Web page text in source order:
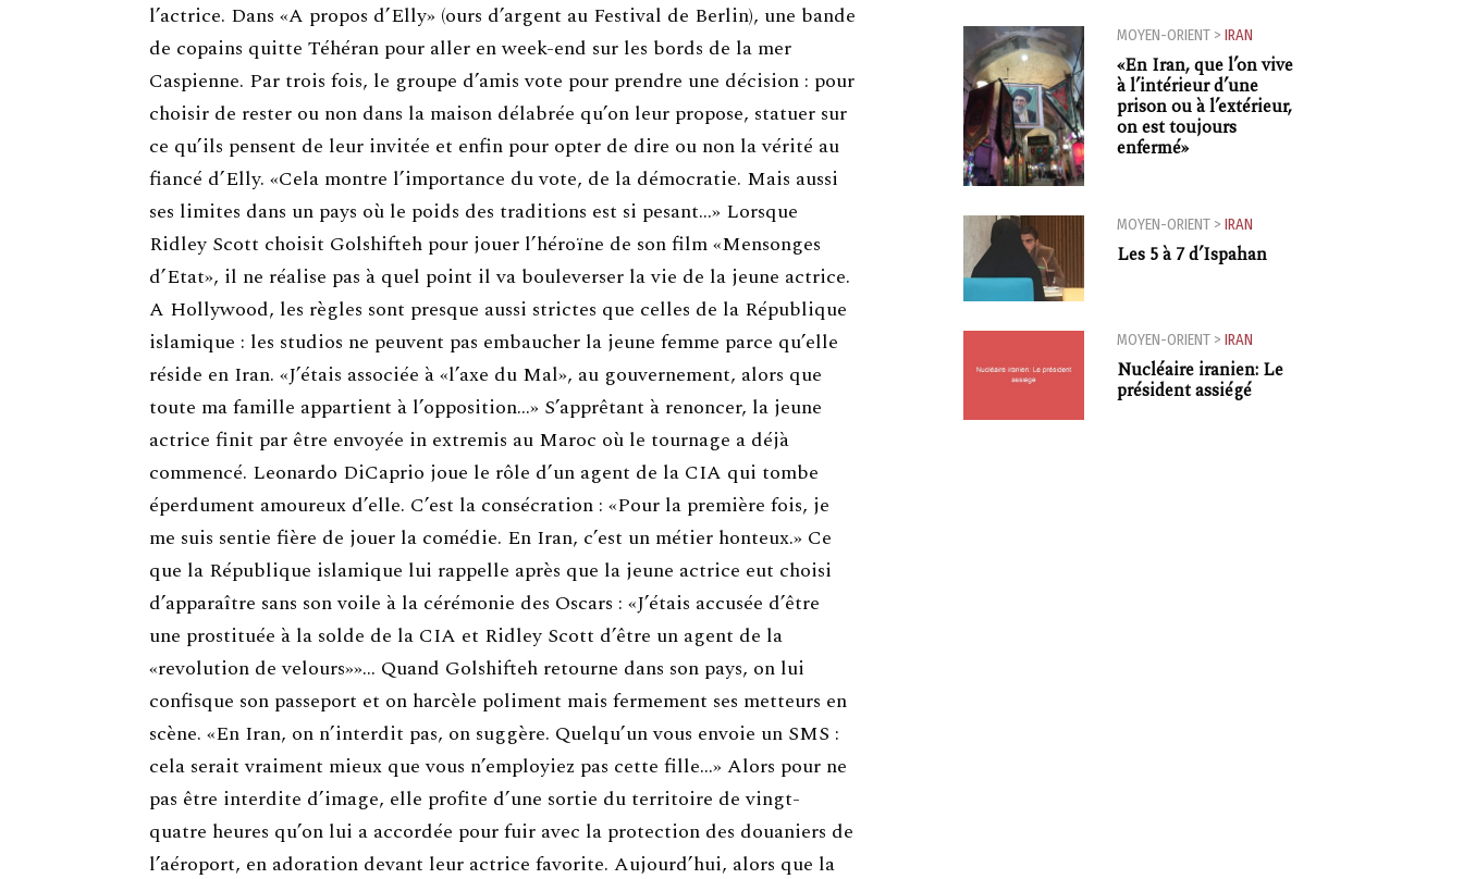
l’actrice. Dans «A propos d’Elly» (ours d’argent au Festival de Berlin), une bande
de copains quitte Téhéran pour aller en week-end sur les bords de la mer
Caspienne. Par trois fois, le groupe d’amis vote pour prendre une décision : pour
choisir de rester ou non dans la maison délabrée qu’on leur propose, statuer sur
ce qu’ils pensent de leur invitée et enfin pour opter de dire ou non la vérité au
fiancé d’Elly. «Cela montre l’importance du vote, de la démocratie. Mais aussi
ses limites dans un pays où le poids des traditions est si pesant…» Lorsque
Ridley Scott choisit Golshifteh pour jouer l’héroïne de son film «Mensonges
d’Etat», il ne réalise pas à quel point il va bouleverser la vie de la jeune actrice.
A Hollywood, les règles sont presque aussi strictes que celles de la République
islamique : les studios ne peuvent pas embaucher la jeune femme parce qu’elle
réside en Iran. «J’étais associée à «l’axe du Mal», au gouvernement, alors que
toute ma famille appartient à l’opposition…» S’apprêtant à renoncer, la jeune
actrice finit par être envoyée in extremis au Maroc où le tournage a déjà
commencé. Leonardo DiCaprio joue le rôle d’un agent de la CIA qui tombe
éperdument amoureux d’elle. C’est la consécration : «Pour la première fois, je
me suis sentie fière de jouer la comédie. En Iran, c’est un métier honteux.» Ce
que la République islamique lui rappelle après que la jeune actrice eut choisi
d’apparaître sans son voile à la cérémonie des Oscars : «J’étais accusée d’être
une prostituée à la solde de la CIA et Ridley Scott d’être un agent de la
«revolution de velours»»… Quand Golshifteh retourne dans son pays, on lui
confisque son passeport et on harcèle poliment mais fermement ses metteurs en
scène. «En Iran, on n’interdit pas, on suggère. Quelqu’un vous envoie un SMS :
cela serait vraiment mieux que vous n’employiez pas cette fille…» Alors pour ne
pas être interdite d’image, elle profite d’une sortie du territoire de vingt-
quatre heures qu’on lui a accordée pour fuir avec la protection des douaniers de
l’aéroport, en adoration devant leur actrice favorite. Aujourd’hui, alors que la
MOYEN-ORIENT> IRAN
«En Iran, que l’on vive
à l’intérieur d’une
prison ou à l’extérieur,
on est toujours
enfermé»
MOYEN-ORIENT> IRAN
Les 5 à 7 d’Ispahan
MOYEN-ORIENT> IRAN
Nucléaire iranien: Le
président assiégé